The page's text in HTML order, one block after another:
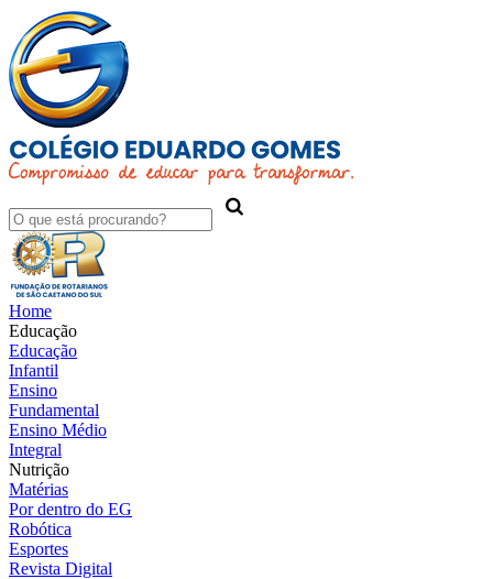
Home
Educação
Educação
Infantil
Ensino
Fundamental
Ensino Médio
Integral
Nutrição
Matérias
Por dentro do EG
Robótica
Esportes
Revista Digital